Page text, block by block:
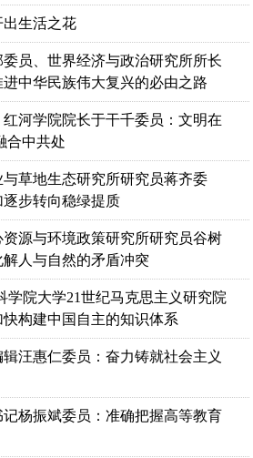
生活之花
员、世界经济与政治研究所所长
中华民族伟大复兴的必由之路
河学院院长于干千委员：文明在
合中共处
草地生态研究所研究员蒋齐委
步转向稳绿提质
源与环境政策研究所研究员谷树
人与自然的矛盾冲突
学院大学21世纪马克思主义研究院
构建中国自主的知识体系
汪惠仁委员：奋力铸就社会主义
记杨振斌委员：准确把握高等教育